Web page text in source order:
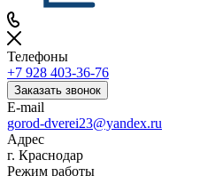
Телефоны
+7 928 403-36-76
Заказать звонок
E-mail
gorod-dverei23@yandex.ru
Адрес
г. Краснодар
Режим работы